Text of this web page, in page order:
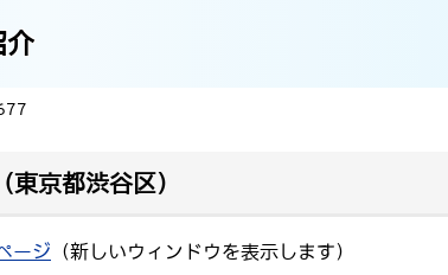
介
京都渋谷区）
ージ （新しいウィンドウを表示します）